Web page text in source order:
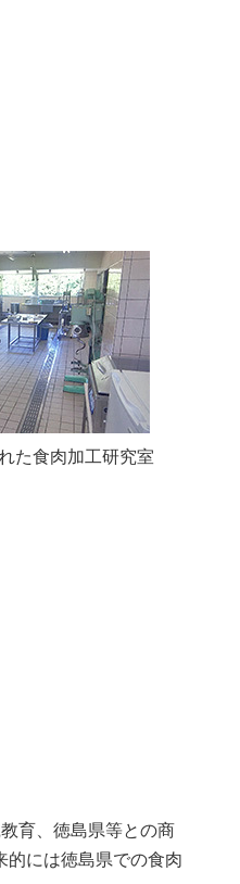
た食肉加工研究室
育、徳島県等との商
的には徳島県での食肉